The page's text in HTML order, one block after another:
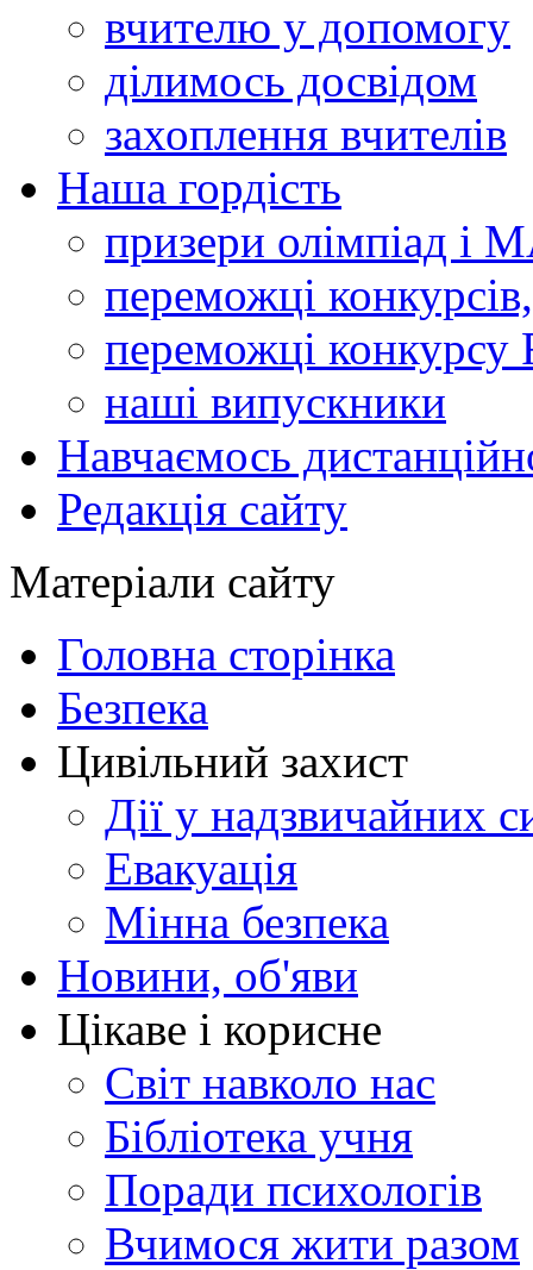
вчителю у допомогу
ділимось досвідом
захоплення вчителів
Наша гордість
призери олімпіад і
переможці
переможці конкурсу
наші випускники
Навчаємось
Редакція сайту
Матеріали сайту
Головна сторінка
Безпека
Цивільний захист
Дії у надзвичайних
Евакуація
Мінна безпека
Новини, об'яви
Цікаве і корисне
Світ навколо нас
Бібліотека учня
Поради психологів
Вчимося жити разом